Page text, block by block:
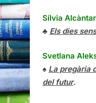
Sílvia
♣ Els dies
Svetlana
♠ La pregària
del futur.